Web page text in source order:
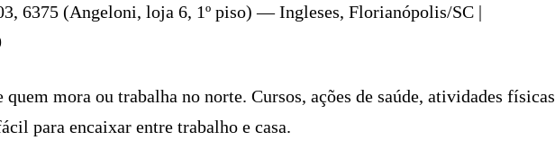
6375 (Angeloni, loja 6, 1º piso) — Ingleses, Florianópolis/SC |
quem mora ou trabalha no norte. Cursos, ações de saúde, atividades físicas
para encaixar entre trabalho e casa.